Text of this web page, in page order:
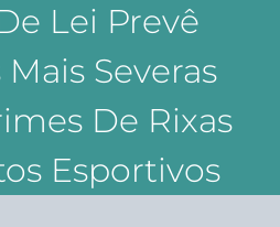
Lei Prevê
Severas
De Rixas
Esportivos